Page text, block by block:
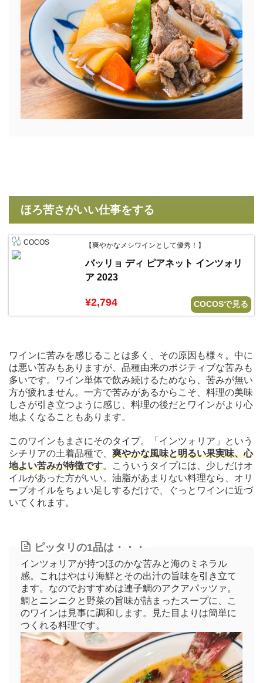
ほろ苦さがいい仕事をする
COCOS 【爽やかなメシワインとして優秀！】
バッリョ ディ ピアネット インツォリ
ア 2023
¥2,794 COCOSで見る
ワインに苦みを感じることは多く、その原因も様々。中に
は悪い苦みもありますが、品種由来のポジティブな苦みも
多いです。ワイン単体で飲み続けるためなら、苦みが無い
方が疲れません。一方で苦みがあるからこそ、料理の美味
しさが引き立つように感じ、料理の後だとワインがより心
地よくなることもあります。
このワインもまさにそのタイプ。「インツォリア」という
シチリアの土着品種で、 爽やかな風味と明るい果実味、心
地よい苦みが特徴です。こういうタイプには、少しだけオ
イルがあった方がいい。油脂があまりない料理なら、オリ
ーブオイルをちょい足しするだけで、ぐっとワインに近づ
いてくれます。
ピッタリの1品は・・・
インツォリアが持つほのかな苦みと海のミネラル
感。これはやはり海鮮とその出汁の旨味を引き立て
ます。なのでおすすめは連子鯛のアクアパッツァ。
鯛とニンニクと野菜の旨味が詰まったスープに、こ
のワインは見事に調和します。見た目よりは簡単に
つくれる料理です。